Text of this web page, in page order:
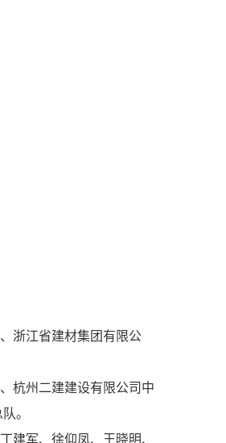
浙江省建材集团有限公
杭州二建建设有限公司中
。
建军、徐仰凤、王晓明、